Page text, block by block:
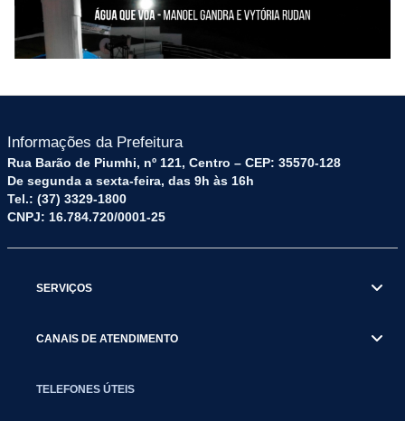
Informações da Prefeitura
Rua Barão de Piumhi, nº 121, Centro – CEP: 35570-128
De segunda a sexta-feira, das 9h às 16h
Tel.: (37) 3329-1800
CNPJ: 16.784.720/0001-25
SERVIÇOS
CANAIS DE ATENDIMENTO
TELEFONES ÚTEIS